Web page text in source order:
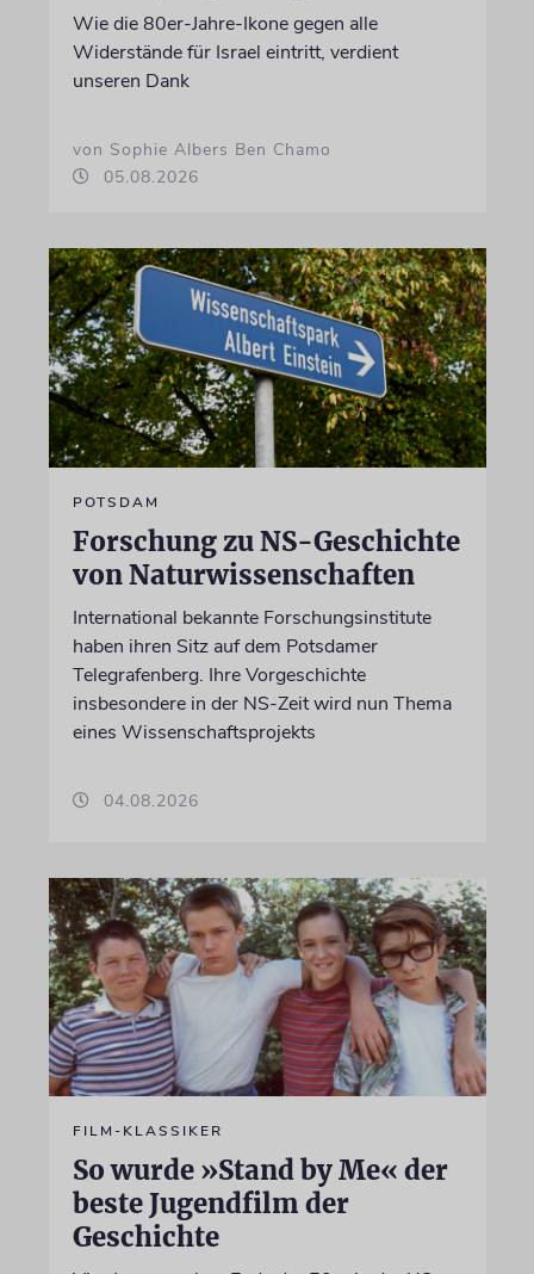
Wie die 80er-Jahre-Ikone gegen alle
Widerstände für Israel eintritt, verdient
unseren Dank
von Sophie Albers Ben Chamo
05.08.2026
POTSDAM
Forschung zu NS-Geschichte
von Naturwissenschaften
International bekannte Forschungsinstitute
haben ihren Sitz auf dem Potsdamer
Telegrafenberg. Ihre Vorgeschichte
insbesondere in der NS-Zeit wird nun Thema
eines Wissenschaftsprojekts
04.08.2026
FILM-KLASSIKER
So wurde »Stand by Me« der
beste Jugendfilm der
Geschichte